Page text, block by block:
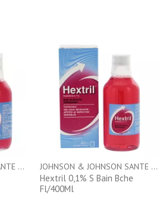
JOHNSON & JOHNSON SANTE BEAUTE FRANCE JOHNSON & JOHNSON SANTE BEAUTE FRANCE
Hextril 0,1% S Bain Bche
Fl/400Ml